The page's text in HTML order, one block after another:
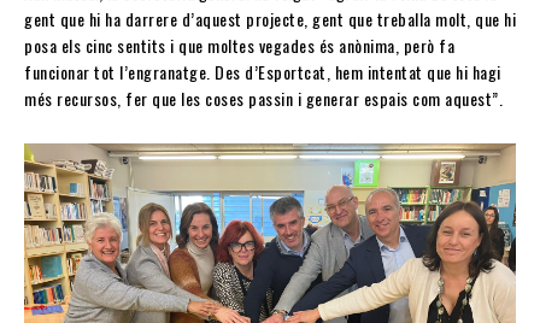
gent que hi ha darrere d’aquest projecte, gent que treballa molt, que hi
posa els cinc sentits i que moltes vegades és anònima, però fa
funcionar tot l’engranatge. Des d’Esportcat, hem intentat que hi hagi
més recursos, fer que les coses passin i generar espais com aquest”.